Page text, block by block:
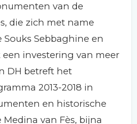
van de
die zich met name
Sebbaghine en
een investering van meer
DH betreft het
2013-2018 in
en historische
Medina van Fès, bijna